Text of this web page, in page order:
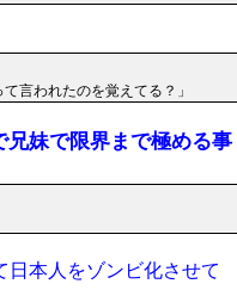
言われたのを覚えてる？」
妹で限界まで極める事
日本人をゾンビ化させて